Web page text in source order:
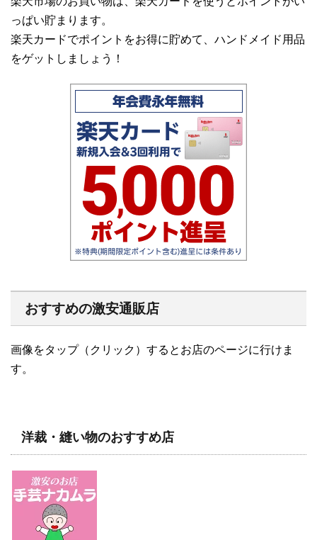
っぱい貯まります。
楽天カードでポイントをお得に貯めて、ハンドメイド用品
をゲットしましょう！
おすすめの激安通販店
画像をタップ（クリック）するとお店のページに行けま
す。
洋裁・縫い物のおすすめ店